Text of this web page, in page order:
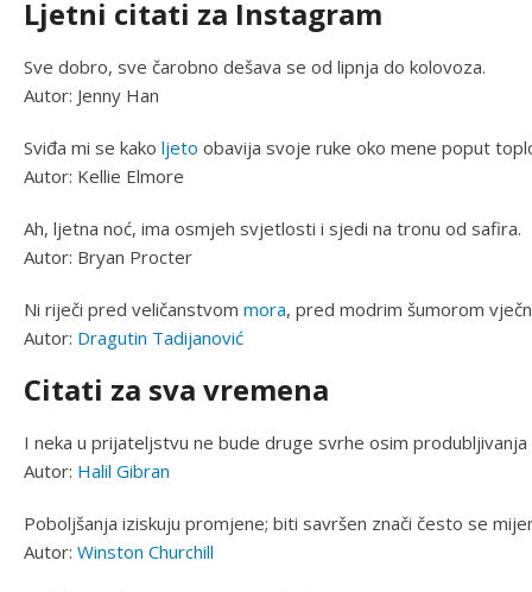
Ljetni citati za Instagram
Sve dobro, sve čarobno dešava se od lipnja do kolovoza.
Autor: Jenny Han
Sviđa mi se kako ljeto obavija svoje ruke oko mene poput
Autor: Kellie Elmore
Ah, ljetna noć, ima osmjeh svjetlosti i sjedi na tronu od safira.
Autor: Bryan Procter
Ni riječi pred veličanstvom mora, pred modrim šumorom
Autor: Dragutin Tadijanović
Citati za sva vremena
I neka u prijateljstvu ne bude druge svrhe osim produbljivanja
Autor: Halil Gibran
Poboljšanja iziskuju promjene; biti savršen znači često se
Autor: Winston Churchill